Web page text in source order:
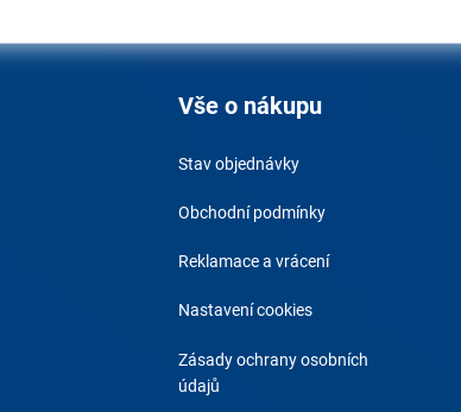
Vše o nákupu
Stav objednávky
Obchodní podmínky
Reklamace a vrácení
Nastavení cookies
Zásady ochrany osobních
údajů